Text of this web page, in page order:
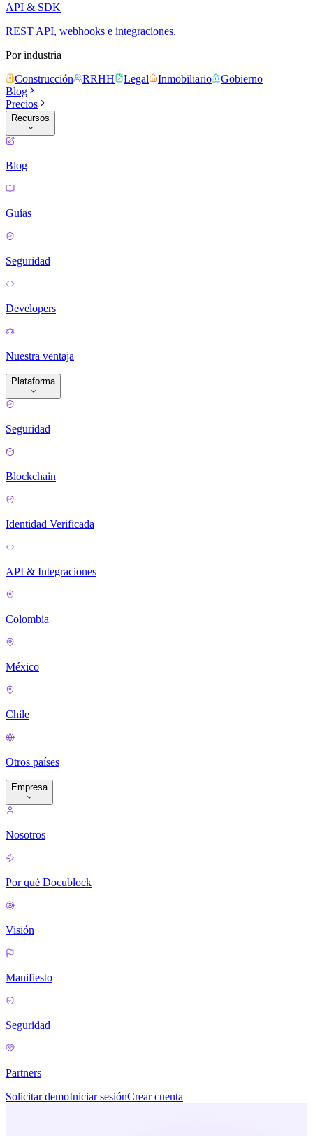
API & SDK
REST API, webhooks e integraciones.
Por industria
Construcción
RRHH Legal Inmobiliario
Gobierno
Blog
Precios
Recursos
Blog
Guías
Seguridad
Developers
Nuestra ventaja
Plataforma
Seguridad
Blockchain
Identidad Verificada
API & Integraciones
Colombia
México
Chile
Otros países
Empresa
Nosotros
Por qué Docublock
Visión
Manifiesto
Seguridad
Partners
Solicitar demoIniciar sesiónCrear cuenta